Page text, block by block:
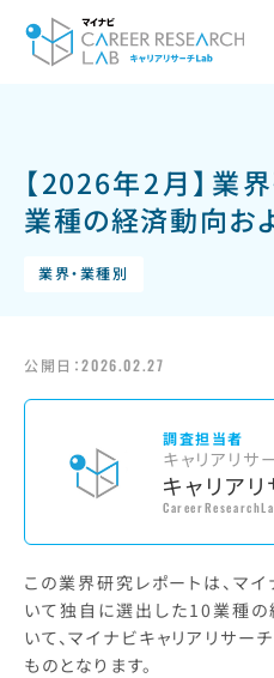
【2026年2月】業
業種の経済動向お
業界・業種別
公開日：2026.02.27
調査担当者
キャリアリ
キャリア
この業界研究レポートは、マ
いて独自に選出した10業種
いて、マイナビキャリアリサ
ものとなります。